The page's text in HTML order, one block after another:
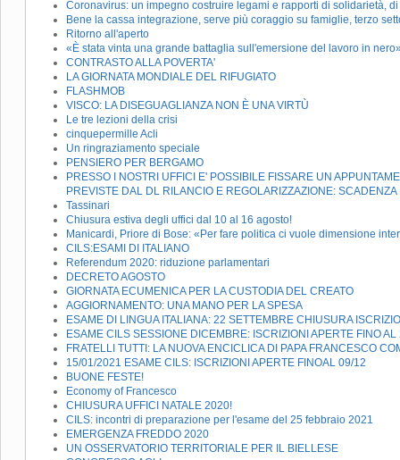
Coronavirus: un impegno costruire legami e rapporti di solidarietà,
Bene la cassa integrazione, serve più coraggio su famiglie, terzo
Ritorno all'aperto
«È stata vinta una grande battaglia sull'emersione del lavoro in
CONTRASTO ALLA POVERTA'
LA GIORNATA MONDIALE DEL RIFUGIATO
FLASHMOB
VISCO: LA DISEGUAGLIANZA NON È UNA VIRTÙ
Le tre lezioni della crisi
cinquepermille Acli
Un ringraziamento speciale
PENSIERO PER BERGAMO
PRESSO I NOSTRI UFFICI E' POSSIBILE FISSARE UN
PREVISTE DAL DL RILANCIO E REGOLARIZZAZIONE: SCADENZA
Tassinari
Chiusura estiva degli uffici dal 10 al 16 agosto!
Manicardi, Priore di Bose: «Per fare politica ci vuole dimensione
CILS:ESAMI DI ITALIANO
Referendum 2020: riduzione parlamentari
DECRETO AGOSTO
GIORNATA ECUMENICA PER LA CUSTODIA DEL CREATO
AGGIORNAMENTO: UNA MANO PER LA SPESA
ESAME DI LINGUA ITALIANA: 22 SETTEMBRE CHIUSURA
ESAME CILS SESSIONE DICEMBRE: ISCRIZIONI APERTE FINO AL
FRATELLI TUTTI: LA NUOVA ENCICLICA DI PAPA FRANCESCO
15/01/2021 ESAME CILS: ISCRIZIONI APERTE FINOAL 09/12
BUONE FESTE!
Economy of Francesco
CHIUSURA UFFICI NATALE 2020!
CILS: incontri di preparazione per l'esame del 25 febbraio 2021
EMERGENZA FREDDO 2020
UN OSSERVATORIO TERRITORIALE PER IL BIELLESE